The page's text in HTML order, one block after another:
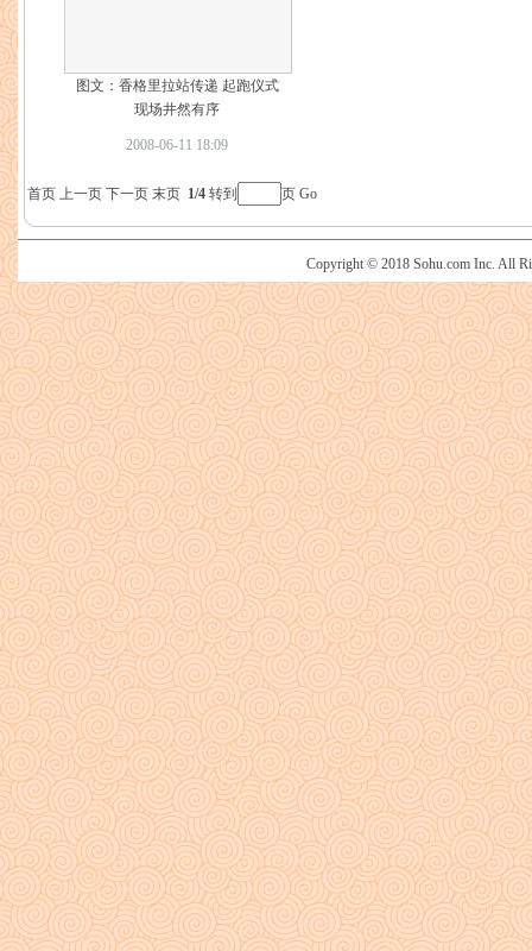
图文：香格里拉站传递 起跑仪式
现场井然有序
2008-06-11 18:09
首页 上一页 下一页 末页 1/4 转到 页 Go
Copyright © 2018 Sohu.com Inc. All